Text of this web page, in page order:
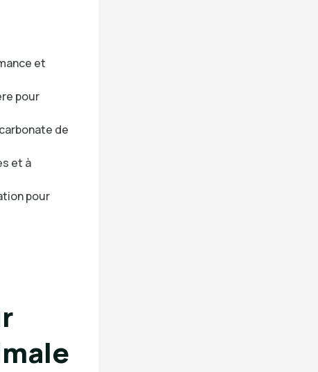
et
pour
de
et à
pour